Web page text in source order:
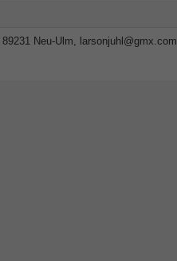
Neu-Ulm, larsonjuhl@gmx.com